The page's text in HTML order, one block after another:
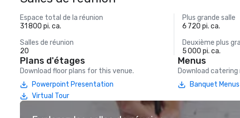
Espace total de la réunion
31 800 pi. ca.
Plus grande salle
6 720 pi. ca.
Salles de réunion
20
Deuxième plus
5 000 pi. ca.
Plans d'étages
Download floor plans for this venue.
Powerpoint Presentation
Virtual Tour
Menus
Download
Banquet Menus